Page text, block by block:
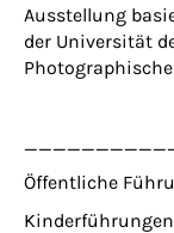
Ausstellung
der Universität
Öffentliche